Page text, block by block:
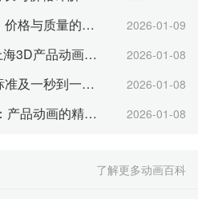
上海3d产品动画制作，价格与质量的双重考量 2026-01-09
视频一秒至一分钟，上海3D产品动画报价一览 2026-01-08
上海3d动画公司收费标准及一秒到一分钟的报价 2026-01-08
上海3D动画行业概览：产品动画的精确制作与费用分析 2026-01-08
了解更多动画百科